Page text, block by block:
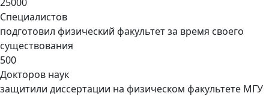
Специалистов
подготовил физический факультет за время своего
существования
500
Докторов наук
защитили диссертации на физическом факультете МГУ